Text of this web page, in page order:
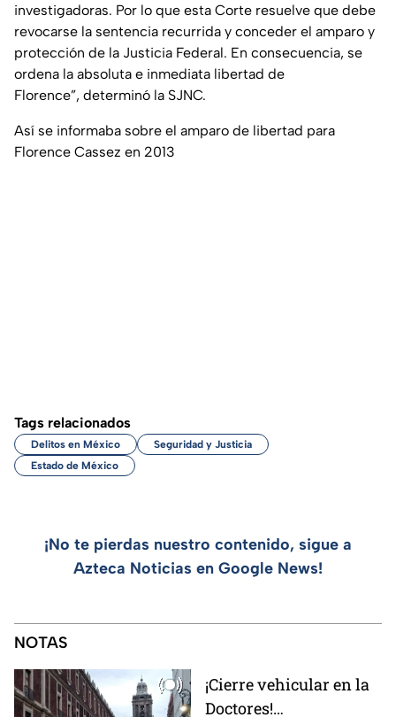
investigadoras. Por lo que esta Corte resuelve que debe
revocarse la sentencia recurrida y conceder el amparo y
protección de la Justicia Federal. En consecuencia, se
ordena la absoluta e inmediata libertad de
Florence”, determinó la SJNC.
Así se informaba sobre el amparo de libertad para
Florence Cassez en 2013
Tags relacionados
Delitos en México
Seguridad y Justicia
Estado de México
¡No te pierdas nuestro contenido, sigue a
Azteca Noticias en Google News!
NOTAS
¡Cierre vehicular en la
Doctores!